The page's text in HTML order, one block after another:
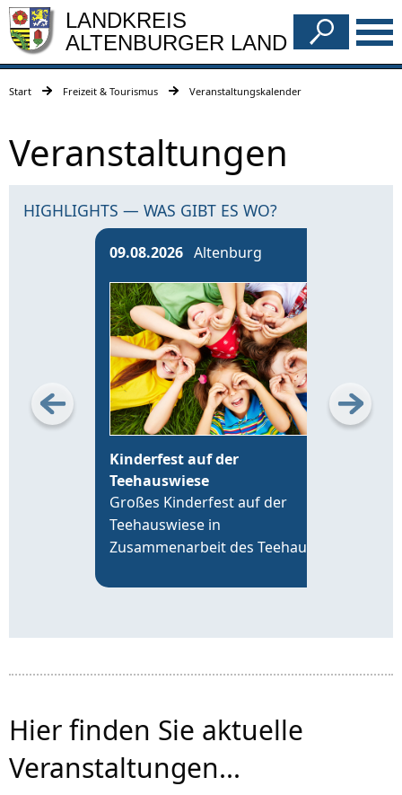
LANDKREIS
ALTENBURGER LAND
Start Freizeit & Tourismus Veranstaltungskalender
Veranstaltungen
HIGHLIGHTS — WAS GIBT ES WO?
09.08.2026 Altenburg
Kinderfest auf der
Teehauswiese
Großes Kinderfest auf der
Teehauswiese in
Zusammenarbeit des Teehaus
der VR-Bank Altenburger Land,
und über 20 Vereinen der Region.
Hier finden Sie aktuelle
Veranstaltungen...